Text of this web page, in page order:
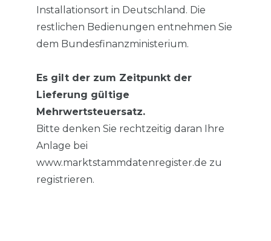
Installationsort in Deutschland. Die
restlichen Bedienungen entnehmen Sie
dem Bundesfinanzministerium.
Es gilt der zum Zeitpunkt der
Lieferung gültige
Mehrwertsteuersatz.
Bitte denken Sie rechtzeitig daran Ihre
Anlage bei
www.marktstammdatenregister.de zu
registrieren.